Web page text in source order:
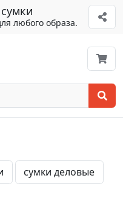
любого образа.
сумки деловые